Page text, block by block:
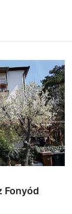
Fonyód